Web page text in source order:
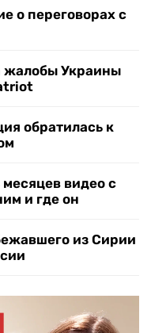
о переговорах с
жалобы Украины
обратилась к
месяцев видео с
и где он
из Сирии